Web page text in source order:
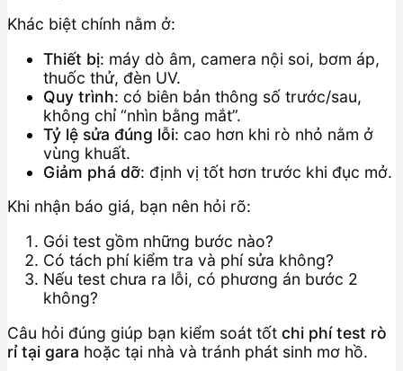
Khác biệt chính nằm ở:
Thiết bị: máy dò âm, camera nội soi, bơm áp,
thuốc thử, đèn UV.
Quy trình: có biên bản thông số trước/sau,
không chỉ “nhìn bằng mắt”.
Tỷ lệ sửa đúng lỗi: cao hơn khi rò nhỏ nằm ở
vùng khuất.
Giảm phá dỡ: định vị tốt hơn trước khi đục mở.
Khi nhận báo giá, bạn nên hỏi rõ:
Gói test gồm những bước nào?
Có tách phí kiểm tra và phí sửa không?
Nếu test chưa ra lỗi, có phương án bước 2
không?
Câu hỏi đúng giúp bạn kiểm soát tốt chi phí test rò
rỉ tại gara hoặc tại nhà và tránh phát sinh mơ hồ.